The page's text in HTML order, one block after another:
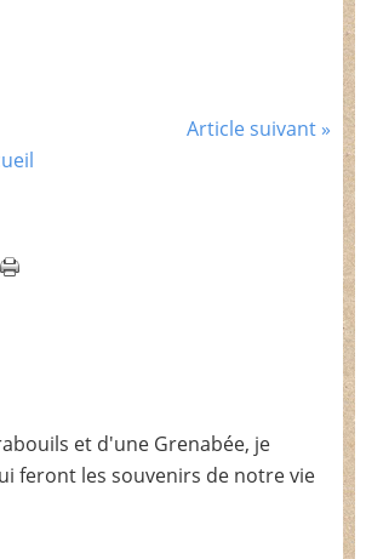
Article suivant »
et d'une Grenabée, je
feront les souvenirs de notre vie